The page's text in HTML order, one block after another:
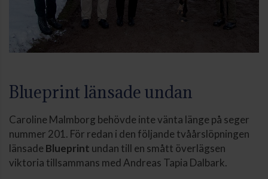
Blueprint länsade undan
Caroline Malmborg behövde inte vänta länge på seger
nummer 201. För redan i den följande tvåårslöpningen
länsade Blueprint undan till en smått överlägsen
viktoria tillsammans med Andreas Tapia Dalbark.